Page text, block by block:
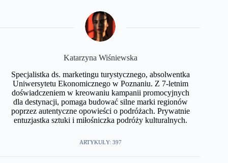
Katarzyna Wiśniewska
Specjalistka ds. marketingu turystycznego, absolwentka
Uniwersytetu Ekonomicznego w Poznaniu. Z 7-letnim
doświadczeniem w kreowaniu kampanii promocyjnych
dla destynacji, pomaga budować silne marki regionów
poprzez autentyczne opowieści o podróżach. Prywatnie
entuzjastka sztuki i miłośniczka podróży kulturalnych.
ARTYKUŁY: 397